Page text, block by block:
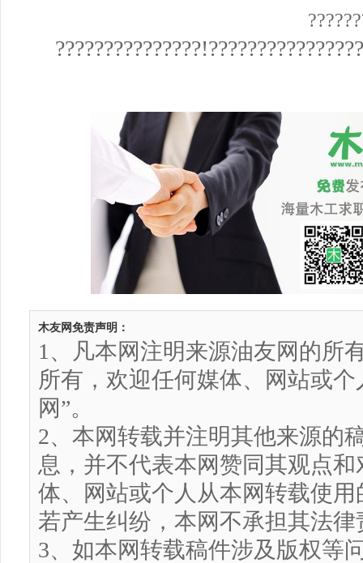
木友网免责声明：
1、凡本网注明来源油友网的所
所有，欢迎任何媒体、网站或
网”。
2、本网转载并注明其他来源的
息，并不代表本网赞同其观点
体、网站或个人从本网转载使
若产生纠纷，本网不承担其法律
3、如本网转载稿件涉及版权等